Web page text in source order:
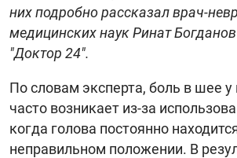
них подробно рассказал врач-
медицинских наук Ринат
"Доктор 24".
По словам эксперта, боль в шее
часто возникает из-за
когда голова постоянно
неправильном положении. В